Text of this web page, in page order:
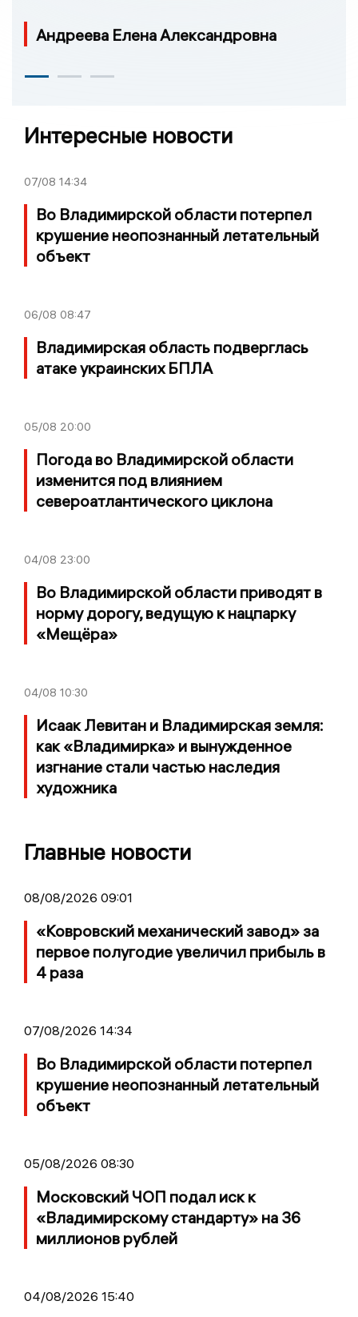
Андреева Елена Александровна
Интересные новости
07/08 14:34
Во Владимирской области потерпел
крушение неопознанный летательный
объект
06/08 08:47
Владимирская область подверглась
атаке украинских БПЛА
05/08 20:00
Погода во Владимирской области
изменится под влиянием
североатлантического циклона
04/08 23:00
Во Владимирской области приводят в
норму дорогу, ведущую к нацпарку
«Мещёра»
04/08 10:30
Исаак Левитан и Владимирская земля:
как «Владимирка» и вынужденное
изгнание стали частью наследия
художника
Главные новости
08/08/2026 09:01
«Ковровский механический завод» за
первое полугодие увеличил прибыль в
4 раза
07/08/2026 14:34
Во Владимирской области потерпел
крушение неопознанный летательный
объект
05/08/2026 08:30
Московский ЧОП подал иск к
«Владимирскому стандарту» на 36
миллионов рублей
04/08/2026 15:40